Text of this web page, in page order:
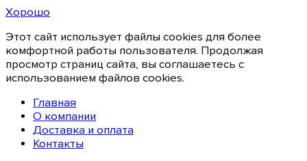
Хорошо
Этот сайт использует файлы cookies для более
комфортной работы пользователя. Продолжая
просмотр страниц сайта, вы соглашаетесь с
использованием файлов cookies.
Главная
О компании
Доставка и оплата
Контакты